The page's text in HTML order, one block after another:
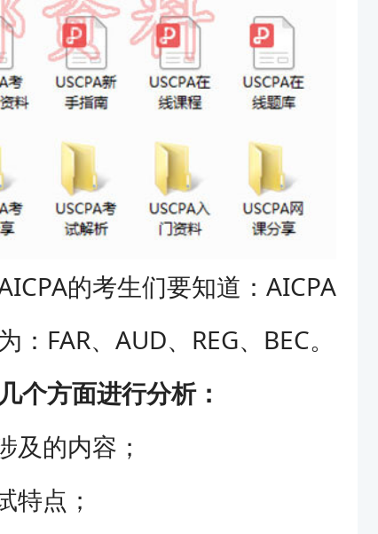
的考生们要知道：AICPA
FAR、AUD、REG、BEC。
方面进行分析：
的内容；
点；